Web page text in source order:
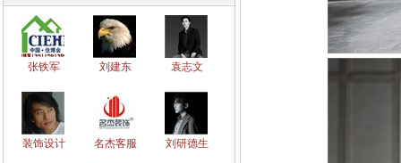
张铁军 刘建东 袁志文
装饰设计 名杰客服 刘研德生